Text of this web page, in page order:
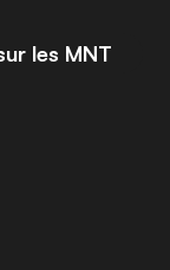
les MNT